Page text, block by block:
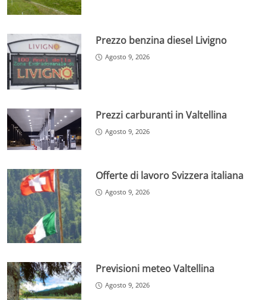
Prezzo benzina diesel Livigno
Agosto 9, 2026
Prezzi carburanti in Valtellina
Agosto 9, 2026
Offerte di lavoro Svizzera italiana
Agosto 9, 2026
Previsioni meteo Valtellina
Agosto 9, 2026